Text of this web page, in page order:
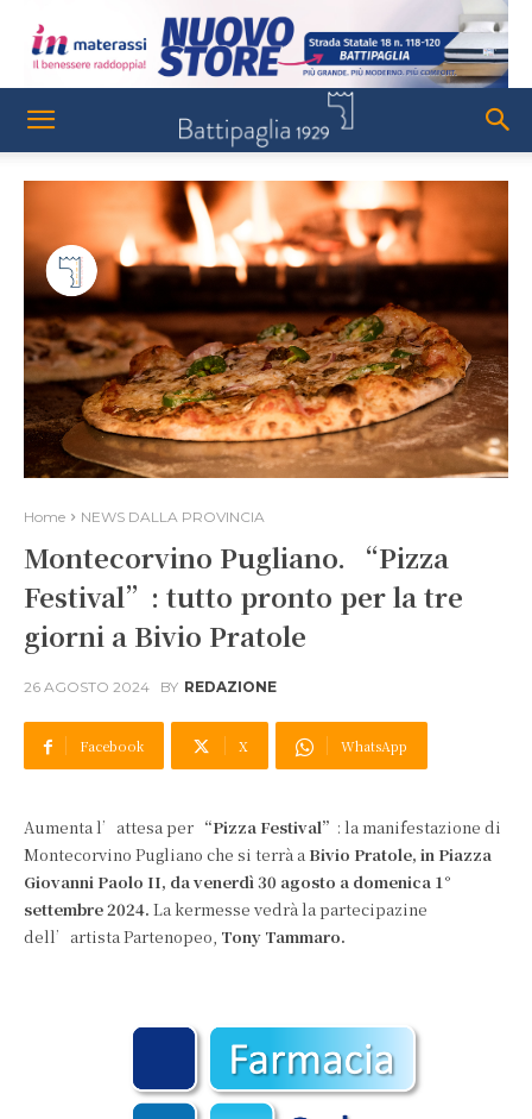
Home NEWS DALLA PROVINCIA
Montecorvino Pugliano. “Pizza
Festival”: tutto pronto per la tre
giorni a Bivio Pratole
26 AGOSTO 2024 BY REDAZIONE
Facebook X WhatsApp
Aumenta l’attesa per “Pizza Festival” : la manifestazione di
Montecorvino Pugliano che si terrà a Bivio Pratole, in Piazza
Giovanni Paolo II, da venerdì 30 agosto a domenica 1°
settembre 2024. La kermesse vedrà la partecipazine
dell’artista Partenopeo, Tony Tammaro.